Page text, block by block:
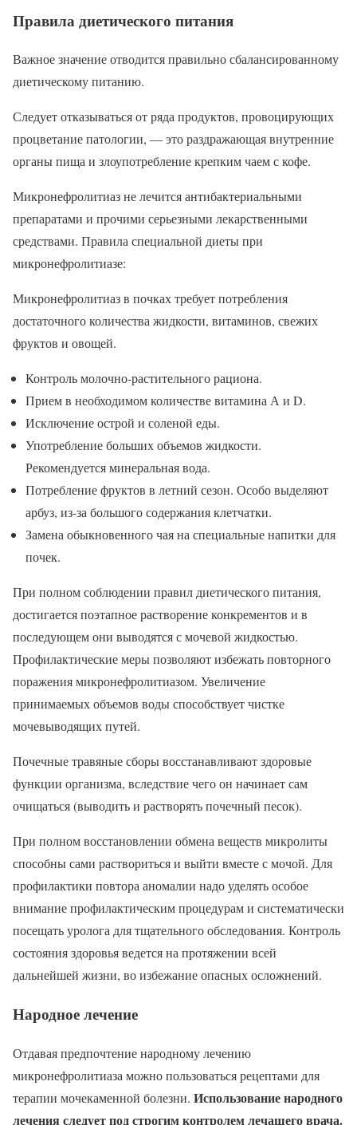
Правила диетического питания
Важное значение отводится правильно сбалансированному
диетическому питанию.
Следует отказываться от ряда продуктов, провоцирующих
процветание патологии, — это раздражающая внутренние
органы пища и злоупотребление крепким чаем с кофе.
Микронефролитиаз не лечится антибактериальными
препаратами и прочими серьезными лекарственными
средствами. Правила специальной диеты при
микронефролитиазе:
Микронефролитиаз в почках требует потребления
достаточного количества жидкости, витаминов, свежих
фруктов и овощей.
Контроль молочно-растительного рациона.
Прием в необходимом количестве витамина А и D.
Исключение острой и соленой еды.
Употребление больших объемов жидкости.
Рекомендуется минеральная вода.
Потребление фруктов в летний сезон. Особо выделяют
арбуз, из-за большого содержания клетчатки.
Замена обыкновенного чая на специальные напитки для
почек.
При полном соблюдении правил диетического питания,
достигается поэтапное растворение конкрементов и в
последующем они выводятся с мочевой жидкостью.
Профилактические меры позволяют избежать повторного
поражения микронефролитиазом. Увеличение
принимаемых объемов воды способствует чистке
мочевыводящих путей.
Почечные травяные сборы восстанавливают здоровые
функции организма, вследствие чего он начинает сам
очищаться (выводить и растворять почечный песок).
При полном восстановлении обмена веществ микролиты
способны сами раствориться и выйти вместе с мочой. Для
профилактики повтора аномалии надо уделять особое
внимание профилактическим процедурам и систематически
посещать уролога для тщательного обследования. Контроль
состояния здоровья ведется на протяжении всей
дальнейшей жизни, во избежание опасных осложнений.
Народное лечение
Отдавая предпочтение народному лечению
микронефролитиаза можно пользоваться рецептами для
терапии мочекаменной болезни. Использование народного
лечения следует под строгим контролем лечащего врача.